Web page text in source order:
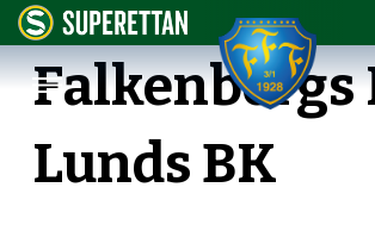
Falkenbergs
Lunds BK